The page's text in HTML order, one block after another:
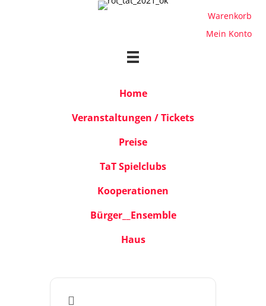
Warenkorb
Mein Konto
Home
Veranstaltungen / Tickets
Preise
TaT Spielclubs
Kooperationen
Bürger__Ensemble
Haus